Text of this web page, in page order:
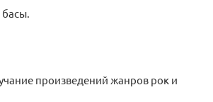
произведений жанров рок и